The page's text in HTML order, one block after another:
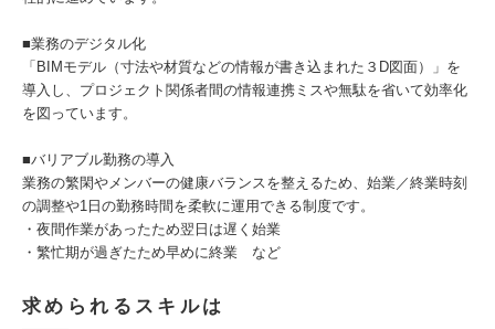
■業務のデジタル化
「BIMモデル（寸法や材質などの情報が書き込まれた３D図面）」を
導入し、プロジェクト関係者間の情報連携ミスや無駄を省いて効率化
を図っています。
■バリアブル勤務の導入
業務の繁閑やメンバーの健康バランスを整えるため、始業／終業時刻
の調整や1日の勤務時間を柔軟に運用できる制度です。
・夜間作業があったため翌日は遅く始業
・繁忙期が過ぎたため早めに終業 など
求められるスキルは